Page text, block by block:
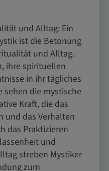
und Alltag: Ein
ist die Betonung
und Alltag.
ihre spirituellen
in ihr tägliches
sehen die mystische
Kraft, die das
und das Verhalten
das Praktizieren
und
streben Mystiker
zum